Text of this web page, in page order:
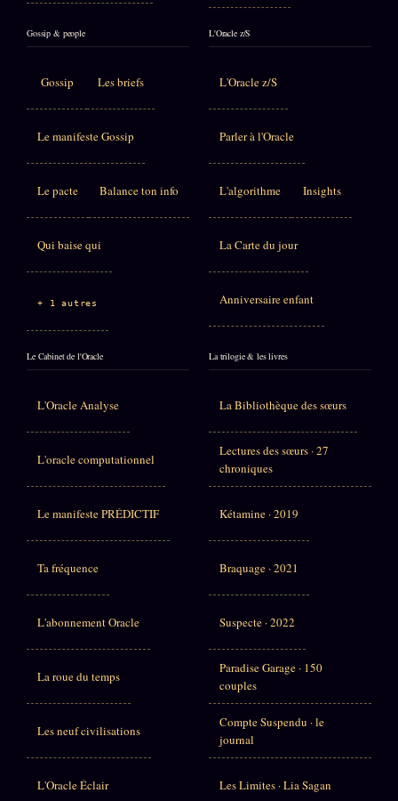
Gossip & people
Gossip Les briefs
Le manifeste Gossip
Le pacte Balance ton info
Qui baise qui
+ 1 autres
L'Oracle z/S
L'Oracle z/S
Parler à l'Oracle
L'algorithme Insights
La Carte du jour
Anniversaire enfant
Le Cabinet de l'Oracle
L'Oracle Analyse
L'oracle computationnel
Le manifeste PRÉDICTIF
Ta fréquence
L'abonnement Oracle
La roue du temps
Les neuf civilisations
L'Oracle Éclair
La trilogie & les livres
La Bibliothèque des sœurs
Lectures des sœurs · 27
chroniques
Kétamine · 2019
Braquage · 2021
Suspecte · 2022
Paradise Garage · 150
couples
Compte Suspendu · le
journal
Les Limites · Lia Sagan